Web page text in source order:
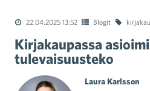
22.04.2025 13:52 Blogit
Kirjakaupassa
tulevaisuusteko
Laura Karlsson